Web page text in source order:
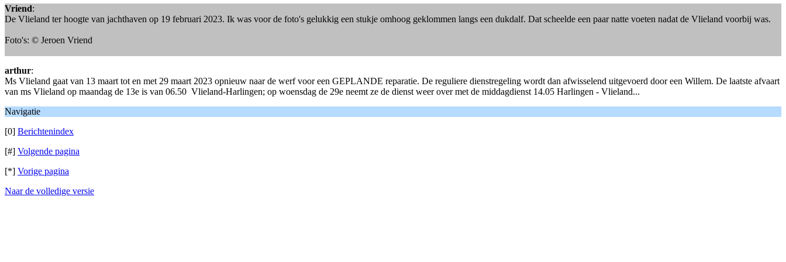
Vriend:
De Vlieland ter hoogte van jachthaven op 19 februari 2023. Ik was voor de foto's gelukkig een stukje omhoog geklommen langs een dukdalf. Dat scheelde een paar natte voeten nadat de Vlieland voorbij was.
Foto's: © Jeroen Vriend
arthur:
Ms Vlieland gaat van 13 maart tot en met 29 maart 2023 opnieuw naar de werf voor een GEPLANDE reparatie. De reguliere dienstregeling wordt dan afwisselend uitgevoerd door een Willem. De laatste afvaart
van ms Vlieland op maandag de 13e is van 06.50 Vlieland-Harlingen; op woensdag de 29e neemt ze de dienst weer over met de middagdienst 14.05 Harlingen - Vlieland...
Navigatie
[0] Berichtenindex
[#] Volgende pagina
[*] Vorige pagina
Naar de volledige versie